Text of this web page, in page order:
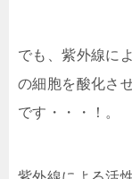
でも、紫外線に
の細胞を酸化さ
です・・・！。